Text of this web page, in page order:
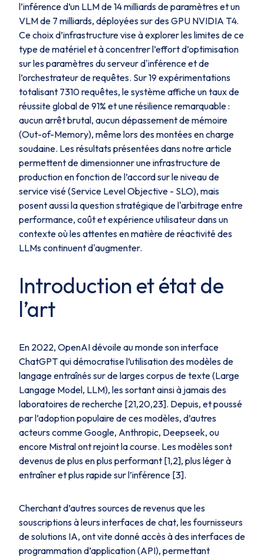
l’inférence d’un LLM de 14 milliards de paramètres et un
VLM de 7 milliards, déployées sur des GPU NVIDIA T4.
Ce choix d’infrastructure vise à explorer les limites de ce
type de matériel et à concentrer l’effort d’optimisation
sur les paramètres du serveur d'inférence et de
l’orchestrateur de requêtes. Sur 19 expérimentations
totalisant 7310 requêtes, le système affiche un taux de
réussite global de 91% et une résilience remarquable :
aucun arrêt brutal, aucun dépassement de mémoire
(Out-of-Memory), même lors des montées en charge
soudaine. Les résultats présentées dans notre article
permettent de dimensionner une infrastructure de
production en fonction de l’accord sur le niveau de
service visé (Service Level Objective - SLO), mais
posent aussi la question stratégique de l'arbitrage entre
performance, coût et expérience utilisateur dans un
contexte où les attentes en matière de réactivité des
LLMs continuent d'augmenter.
Introduction et état de
l’art
En 2022, OpenAI dévoile au monde son interface
ChatGPT qui démocratise l’utilisation des modèles de
langage entraînés sur de larges corpus de texte (Large
Langage Model, LLM), les sortant ainsi à jamais des
laboratoires de recherche [21,20,23]. Depuis, et poussé
par l’adoption populaire de ces modèles, d’autres
acteurs comme Google, Anthropic, Deepseek, ou
encore Mistral ont rejoint la course. Les modèles sont
devenus de plus en plus performant [1,2], plus léger à
entraîner et plus rapide sur l’inférence [3].
Cherchant d’autres sources de revenus que les
souscriptions à leurs interfaces dechat, les fournisseurs
de solutions IA, ont vite donné accès à des interfaces de
programmation d’application (API), permettant